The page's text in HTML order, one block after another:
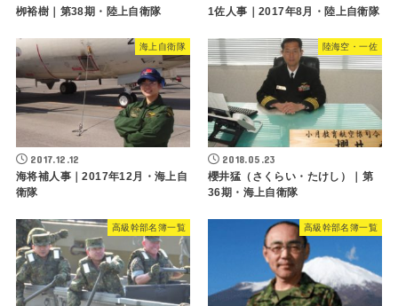
栁裕樹｜第38期・陸上自衛隊 1佐人事｜2017年8月・陸上自衛隊
海上自衛隊
2017.12.12
海将補人事｜2017年12月・海上自
衛隊
陸海空・一佐
2018.05.23
櫻井猛（さくらい・たけし）｜第
36期・海上自衛隊
高級幹部名簿一覧 高級幹部名簿一覧